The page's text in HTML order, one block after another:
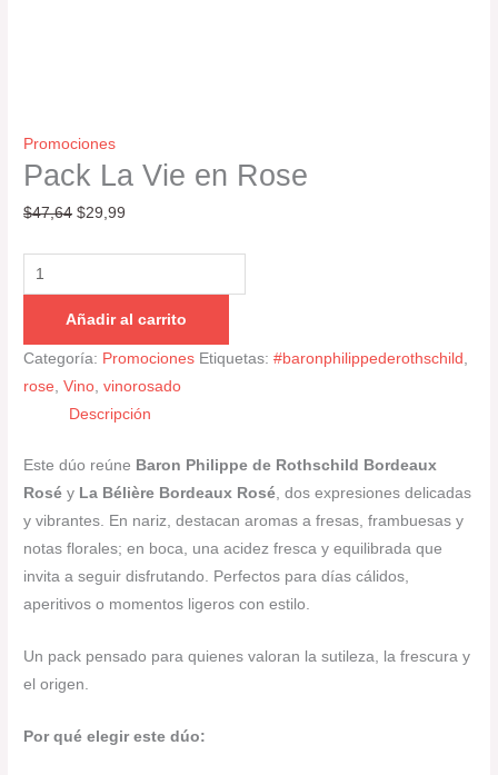
Promociones
Pack La Vie en Rose
$47,64 $29,99
Añadir al carrito
Categoría: Promociones Etiquetas:#baronphilippederothschild ,
rose,Vino,vinorosado
Descripción
Este dúo reúne Baron Philippe de Rothschild Bordeaux
Rosé y La Bélière Bordeaux Rosé , dos expresiones delicadas
y vibrantes. En nariz, destacan aromas a fresas, frambuesas y
notas florales; en boca, una acidez fresca y equilibrada que
invita a seguir disfrutando. Perfectos para días cálidos,
aperitivos o momentos ligeros con estilo.
Un pack pensado para quienes valoran la sutileza, la frescura y
el origen.
Por qué elegir este dúo: